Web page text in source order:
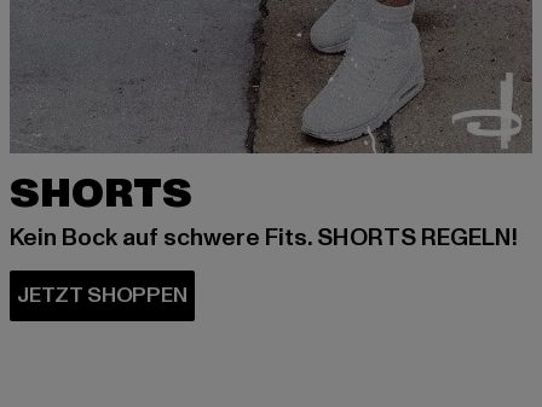
SHORTS
Kein Bock auf schwere Fits. SHORTS REGELN!